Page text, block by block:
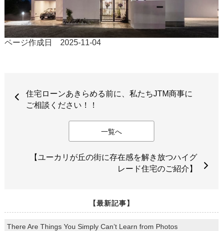
ページ作成日 2025-11-04
住宅ローンあきらめる前に、私たちJTM商事に
ご相談ください！！
一覧へ
【ユーカリが丘の街に存在感を解き放つハイグ
レード住宅のご紹介】
【最新記事】
There Are Things You Simply Can’t Learn from Photos